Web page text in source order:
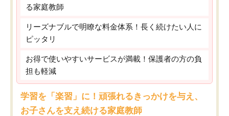
る家庭教師
リーズナブルで明瞭な料金体系！長く続けたい人に
ピッタリ
お得で使いやすいサービスが満載！保護者の方の負
担も軽減
学習を「楽習」に！頑張れるきっかけを与え、
お子さんを支え続ける家庭教師